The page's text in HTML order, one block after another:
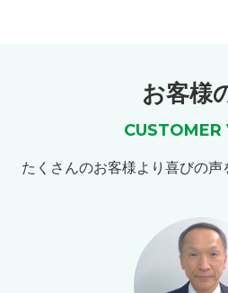
お客様
CUSTOMER
たくさんのお客様より喜びの声